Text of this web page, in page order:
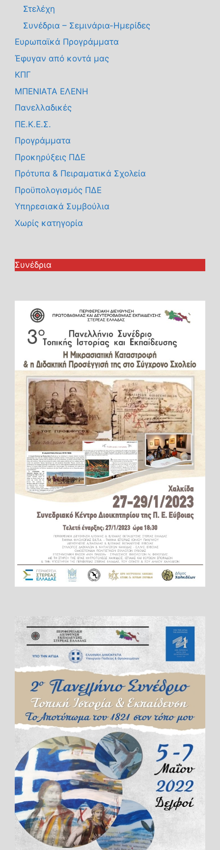
Στελέχη
Συνέδρια – Σεμινάρια-Ημερίδες
Ευρωπαϊκά Προγράμματα
Έφυγαν από κοντά μας
ΚΠΓ
ΜΠΕΝΙΑΤΑ ΕΛΕΝΗ
Πανελλαδικές
ΠΕ.Κ.Ε.Σ.
Προγράμματα
Προκηρύξεις ΠΔΕ
Πρότυπα & Πειραματικά Σχολεία
Προϋπολογισμός ΠΔΕ
Υπηρεσιακά Συμβούλια
Χωρίς κατηγορία
Συνέδρια